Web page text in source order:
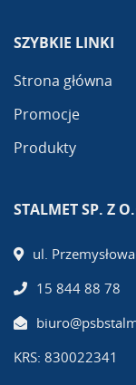
SZYBKIE LINKI
Strona główna
Promocje
Produkty
STALMET SP. Z
ul.
15 844 88 78
KRS: 830022341